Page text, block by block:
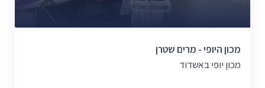
מכון היופי - מרים שטרן
מכון יופי באשדוד